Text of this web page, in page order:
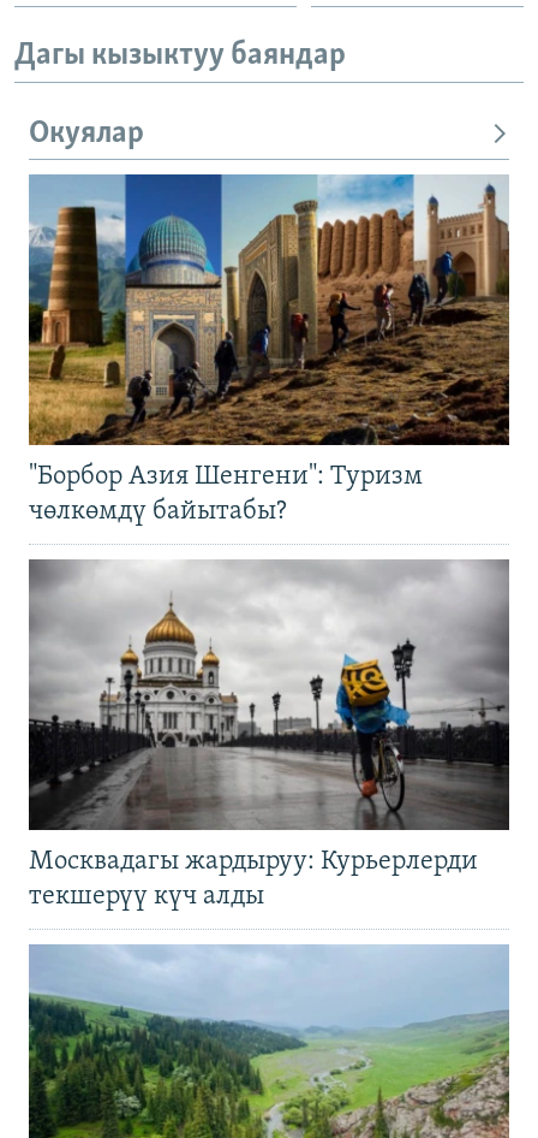
Дагы кызыктуу баяндар
Окуялар
"Борбор Азия Шенгени": Туризм
чөлкөмдү байытабы?
Москвадагы жардыруу: Курьерлерди
текшерүү күч алды